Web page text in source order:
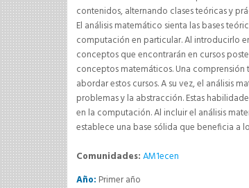
contenidos, alternando clases teóricas y
El análisis matemático sienta las bases
computación en particular. Al introducirlo
conceptos que encontrarán en cursos
conceptos matemáticos. Una
abordar estos cursos. A su vez, el análisis
problemas y la abstracción. Estas
en la computación. Al incluir el análisis
establece una base sólida que beneficia a
Comunidades:AM1ecen
Año: Primer año